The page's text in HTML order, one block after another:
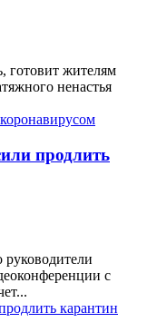
готовит жителям
ненастья
продлить
с